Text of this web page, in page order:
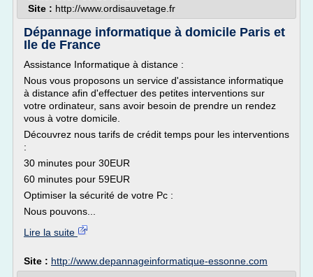
Site : http://www.ordisauvetage.fr
Dépannage informatique à domicile Paris et
Ile de France
Assistance Informatique à distance :
Nous vous proposons un service d'assistance informatique
à distance afin d'effectuer des petites interventions sur
votre ordinateur, sans avoir besoin de prendre un rendez
vous à votre domicile.
Découvrez nous tarifs de crédit temps pour les interventions
:
30 minutes pour 30EUR
60 minutes pour 59EUR
Optimiser la sécurité de votre Pc :
Nous pouvons...
Lire la suite
Site : http://www.depannageinformatique-essonne.com